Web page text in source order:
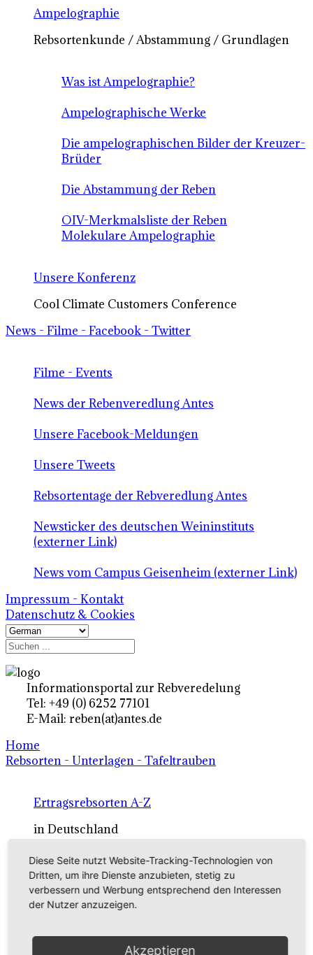
Ampelographie
Rebsortenkunde / Abstammung / Grundlagen
Was ist Ampelographie?
Ampelographische Werke
Die ampelographischen Bilder der Kreuzer-
Brüder
Die Abstammung der Reben
OIV-Merkmalsliste der Reben
Molekulare Ampelographie
Unsere Konferenz
Cool Climate Customers Conference
News - Filme - Facebook - Twitter
Filme - Events
News der Rebenveredlung Antes
Unsere Facebook-Meldungen
Unsere Tweets
Rebsortentage der Rebveredlung Antes
Newsticker des deutschen Weininstituts
(externer Link)
News vom Campus Geisenheim (externer Link)
Impressum - Kontakt
Datenschutz & Cookies
Informationsportal zur Rebveredelung
Tel: +49 (0) 6252 77101
E-Mail: reben(at)antes.de
Home
Rebsorten - Unterlagen - Tafeltrauben
Ertragsrebsorten A-Z
in Deutschland
Rebsorten international
externe Links
Tafeltraubensorten
Diese Seite nutzt Website-Tracking-Technologien von
Dritten, um ihre Dienste anzubieten, stetig zu
verbessern und Werbung entsprechend den Interessen
der Nutzer anzuzeigen.
Akzeptieren